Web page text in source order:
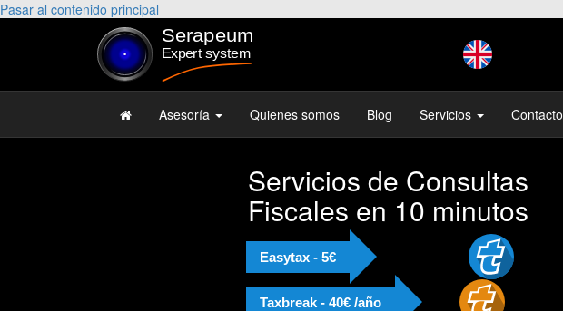
Pasar al contenido principal
Asesoría Quienes somos Blog Servicios Contacto
Servicios de Consultas
Fiscales en 10 minutos
Easytax - 5€
Taxbreak - 40€ /año